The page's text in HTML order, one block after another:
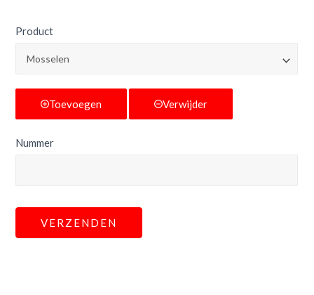
Product
Toevoegen Verwijder
Nummer
VERZENDEN